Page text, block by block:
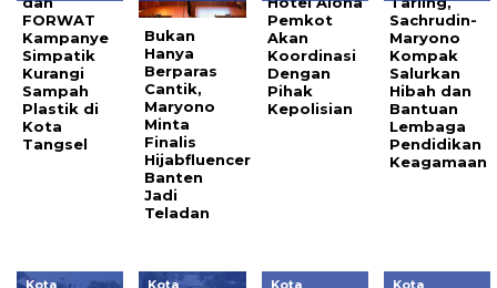
FORWAT
Kampanye
Simpatik
Kurangi
Sampah
Plastik di
Kota
Tangsel
Bukan
Hanya
Berparas
Cantik,
Maryono
Minta
Finalis
Hijabfluencer
Banten
Jadi
Teladan
Pemkot
Akan
Koordinasi
Dengan
Pihak
Kepolisian
Sachrudin-
Maryono
Kompak
Salurkan
Hibah dan
Bantuan
Lembaga
Pendidikan
Keagamaan
Kota
Kota
Kota
Kota